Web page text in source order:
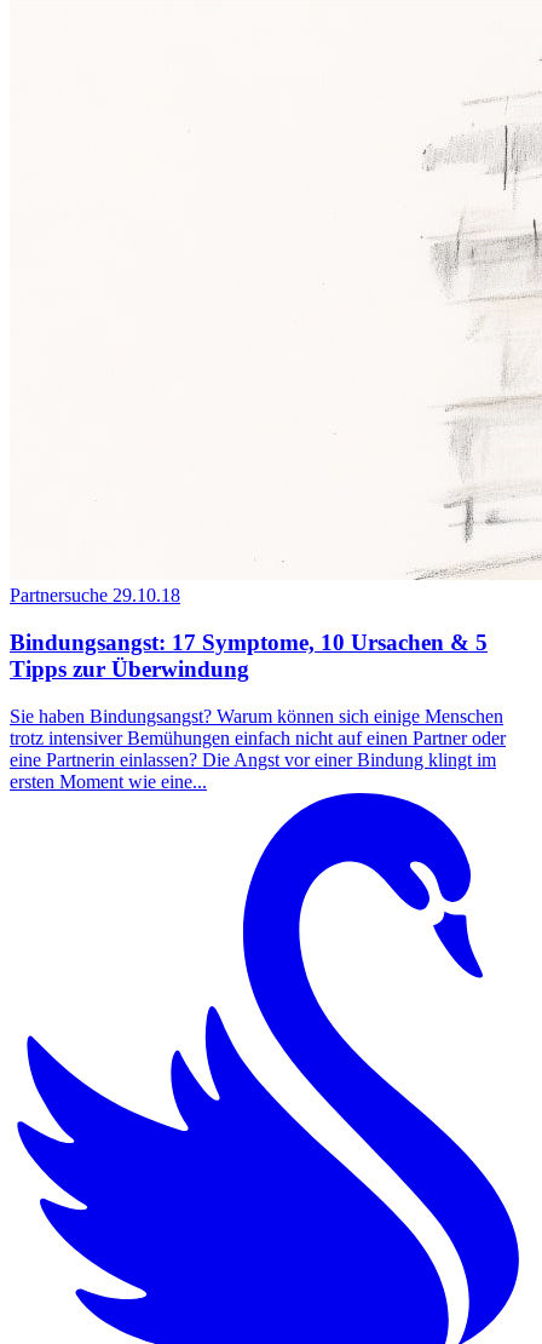
Partnersuche 29.10.18
Bindungsangst: 17 Symptome, 10 Ursachen & 5
Tipps zur Überwindung
Sie haben Bindungsangst? Warum können sich einige Menschen
trotz intensiver Bemühungen einfach nicht auf einen Partner oder
eine Partnerin einlassen? Die Angst vor einer Bindung klingt im
ersten Moment wie eine...